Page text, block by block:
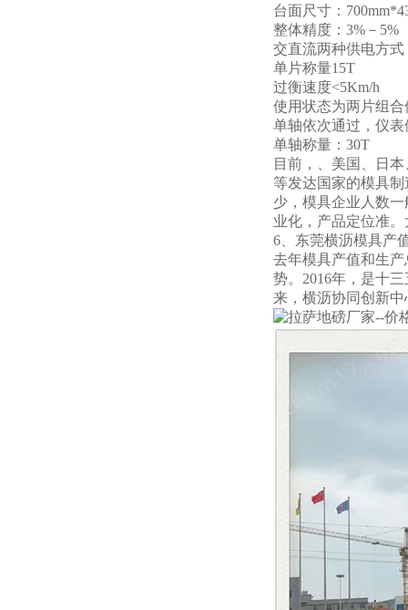
台面尺寸：
整体精度： 3%－5%
交直流两种供电方式
单片称量15T
过衡速度<5Km/h
使用状态为两片组
单轴依次通过，仪
单轴称量： 30T
目前，、美国、日
等发达国家的模具
少，模具企业人数
业化，产品定位准
6、东莞横沥模具产
去年模具产值和生
势。2016年，是十
来，横沥协同创新